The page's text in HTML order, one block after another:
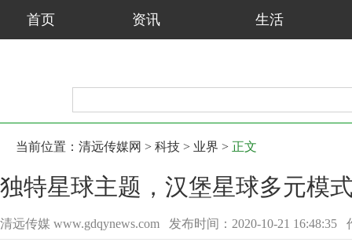
首页 资讯 生活
当前位置： 清远传媒网 > 科技 > 业界 > 正文
独特星球主题，汉堡星球多元模
清远传媒 www.gdqynews.com 发布时间：2020-10-21 16:48:35